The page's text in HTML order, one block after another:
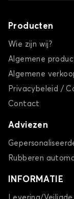
Producten
Wie zijn wij?
Algemene
Algemene
Privacybeleid /
Contact
Adviezen
Rubberen
INFORMATIE